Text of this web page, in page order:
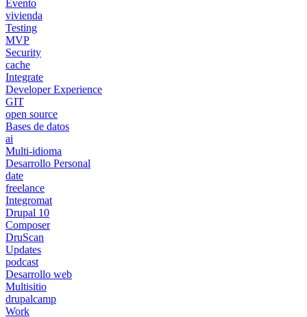
Evento
vivienda
Testing
MVP
Security
cache
Integrate
Developer Experience
GIT
open source
Bases de datos
ai
Multi-idioma
Desarrollo Personal
date
freelance
Integromat
Drupal 10
Composer
DruScan
Updates
podcast
Desarrollo web
Multisitio
drupalcamp
Work